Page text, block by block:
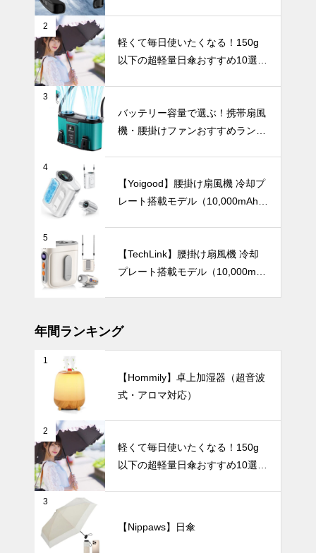
う！フェミニ
ンで上品な日
傘おすすめ4
UV・雨対策
バッグに入れ
ても邪魔にな
らない！超軽
すめ10選。
2024年おす
すめ携帯扇風
機ベスト5。
デザイン性・
ぶ、人気モデ
ルを徹底比
インテリア小物
やわらかな光
をまとう空間
づくり。白磁
の花瓶で演出
するモダンな
暮らし。
UV・雨対策
くすみカラー
でさりげなく
紫外線対策。
おしゃれで上
UV・雨対策
2
軽くて毎日使いたくなる！150g
以下の超軽量日傘おすすめ10選
3
バッテリー容量で選ぶ！携帯扇風
機・腰掛けファンおすすめランキ
4
【Yoigood】腰掛け扇風機 冷却プ
レート搭載モデル（10,000mAh・
5
【TechLink】腰掛け扇風機 冷却
プレート搭載モデル（10,000mA
年間ランキング
1
【Hommily】卓上加湿器（超音波
式・アロマ対応）
2
軽くて毎日使いたくなる！150g
以下の超軽量日傘おすすめ10選
3
【Nippaws】日傘